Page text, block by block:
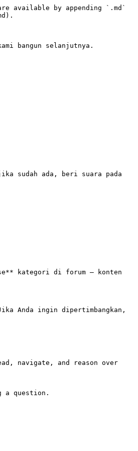
available by appending `.md`
bangun selanjutnya.
sudah ada, beri suara pada
kategori di forum — konten
Anda ingin dipertimbangkan,
navigate, and reason over
a question.